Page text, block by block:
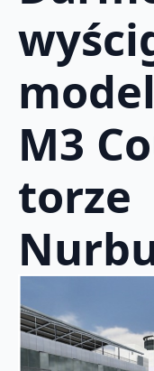
M3
torze